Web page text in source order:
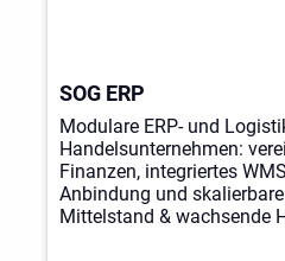
SOG ERP
Modulare ERP- und
Handelsunternehmen:
Finanzen, integriertes
Anbindung und
Mittelstand & wachsende